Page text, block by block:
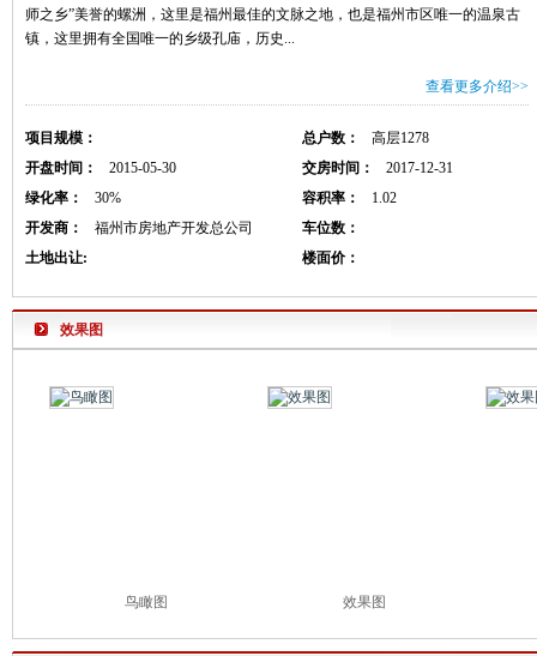
师之乡”美誉的螺洲，这里是福州最佳的文脉之地，也是福州市区唯一的温泉古
镇，这里拥有全国唯一的乡级孔庙，历史...
查看更多介绍>>
项目规模：
开盘时间：
2015-05-30
绿化率：
30%
开发商：
福州市房地产开发总公司
土地出让:
总户数：
高层1278
交房时间：
2017-12-31
容积率：
1.02
车位数：
楼面价：
效果图
鸟瞰图 效果图